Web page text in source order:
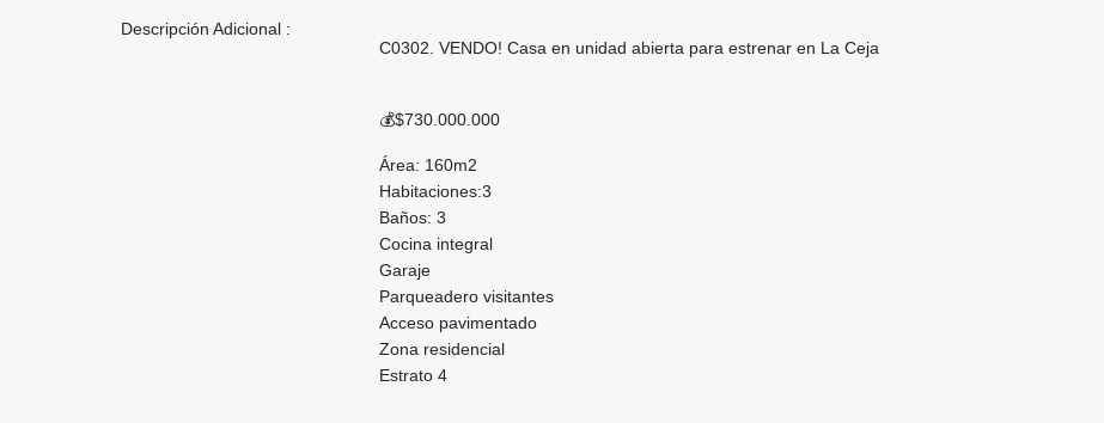
Descripción Adicional :
C0302. VENDO! Casa en unidad abierta para estrenar en La Ceja
💰$730.000.000
Área: 160m2
Habitaciones:3
Baños: 3
Cocina integral
Garaje
Parqueadero visitantes
Acceso pavimentado
Zona residencial
Estrato 4